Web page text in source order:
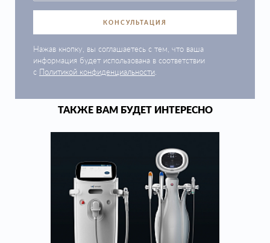
КОНСУЛЬТАЦИЯ
Нажав кнопку, вы соглашаетесь с тем, что ваша
информация будет использована в соответствии
с Политикой конфиденциальности
ТАКЖЕ ВАМ БУДЕТ ИНТЕРЕСНО